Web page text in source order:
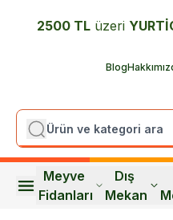
2500 TL üzeri
Blog
Meyve
Fidanları
Dış
Mekan